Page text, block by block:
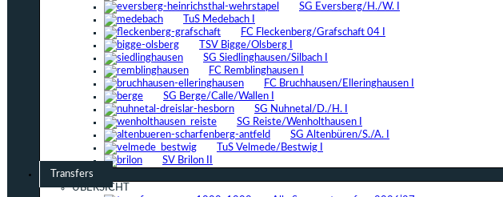
SG Eversberg/H./W. I
TuS Medebach I
FC Fleckenberg/Grafschaft 04 I
TSV Bigge/Olsberg I
SG Siedlinghausen/Silbach I
FC Remblinghausen I
FC Bruchhausen/Elleringhausen I
SG Berge/Calle/Wallen I
SG Nuhnetal/D./H. I
SG Reiste/Wenholthausen I
SG Altenbüren/S./A. I
TuS Velmede/Bestwig I
SV Brilon II
Transfers
ÜBERSICHT